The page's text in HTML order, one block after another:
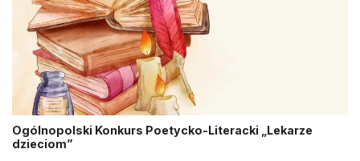
Ogólnopolski Konkurs Poetycko-Literacki „Lekarze
dzieciom”